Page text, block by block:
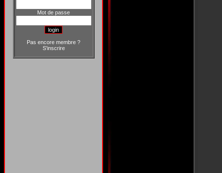
Mot de passe
Pas encore membre ?
S'inscrire